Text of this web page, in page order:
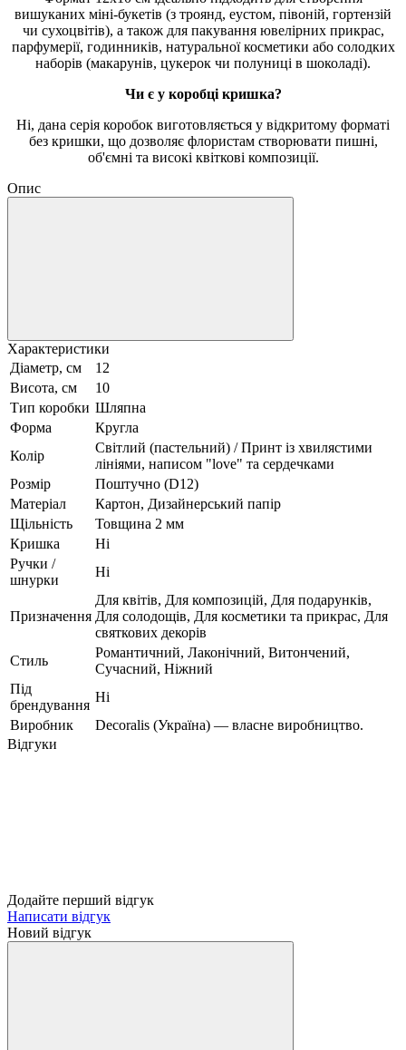
вишуканих міні-букетів (з троянд, еустом, півоній, гортензій
чи сухоцвітів), а також для пакування ювелірних прикрас,
парфумерії, годинників, натуральної косметики або солодких
наборів (макарунів, цукерок чи полуниці в шоколаді).
Чи є у коробці кришка?
Ні, дана серія коробок виготовляється у відкритому форматі
без кришки, що дозволяє флористам створювати пишні,
об'ємні та високі квіткові композиції.
Опис
Характеристики
Діаметр, см
12
Висота, см
10
Тип коробки Шляпна
Форма
Кругла
Колір
Світлий (пастельний) / Принт із хвилястими
лініями, написом "love" та сердечками
Розмір
Поштучно (D12)
Матеріал
Картон, Дизайнерський папір
Щільність
Товщина 2 мм
Кришка
Ні
Ручки /
шнурки
Ні
Призначення
Для квітів, Для композицій, Для подарунків,
Для солодощів, Для косметики та прикрас, Для
святкових декорів
Стиль
Романтичний, Лаконічний, Витончений,
Сучасний, Ніжний
Під
брендування
Ні
Виробник
Decoralis (Україна) — власне виробництво.
Відгуки
Додайте перший відгук
Написати відгук
Новий відгук